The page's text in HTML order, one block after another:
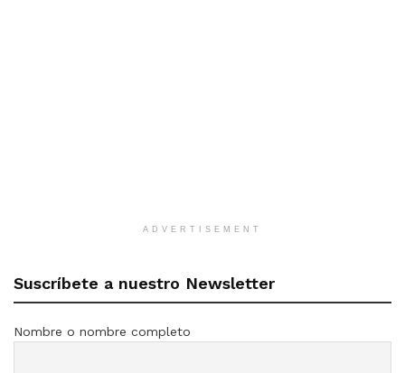
ADVERTISEMENT
Suscríbete a nuestro Newsletter
Nombre o nombre completo